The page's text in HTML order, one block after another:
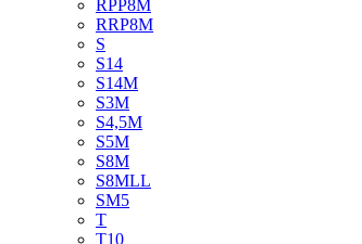
RPP8M
RRP8M
S
S14
S14M
S3M
S4,5M
S5M
S8M
S8MLL
SM5
T
T10